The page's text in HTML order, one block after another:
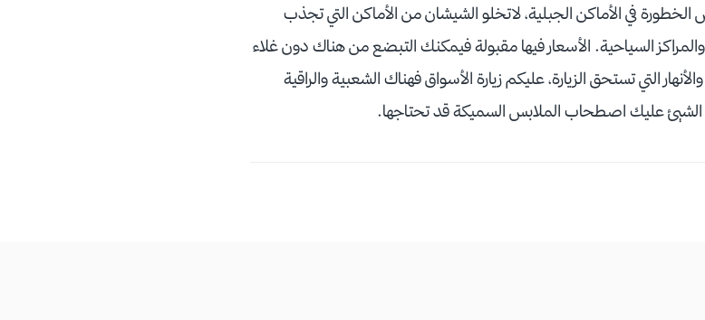
في الأماكن الجبلية، لاتخلو الشيشان من الأماكن التي تجذب
والمراكز السياحية. الأسعار فيها مقبولة فيمكنك التبضع من هناك دون غلاء
التي تستحق الزيارة، عليكم زيارة الأسواق فهناك الشعبية والراقية
الشيئ عليك اصطحاب الملابس السميكة قد تحتاجها.